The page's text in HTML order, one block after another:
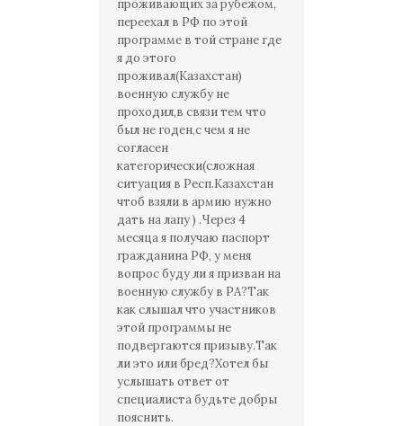
проживающих за рубежом,
переехал в РФ по этой
программе в той стране где
я до этого
проживал(Казахстан)
военную службу не
проходил,в связи тем что
был не годен,с чем я не
согласен
категорически(сложная
ситуация в Респ.Казахстан
чтоб взяли в армию нужно
дать на лапу ) .Через 4
месяца я получаю паспорт
гражданина РФ, у меня
вопрос буду ли я призван на
военную службу в РА?Так
как слышал что участников
этой программы не
подвергаются призыву.Так
ли это или бред?Хотел бы
услышать ответ от
специалиста будьте добры
пояснить.